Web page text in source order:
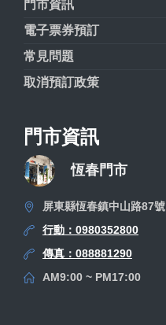
門市資訊
電子票券預訂
常見問題
取消預訂政策
門市資訊
恆春門市
屏東縣恆春鎮中山路87號
行動：0980352800
傳真：088881290
AM9:00 ~ PM17:00